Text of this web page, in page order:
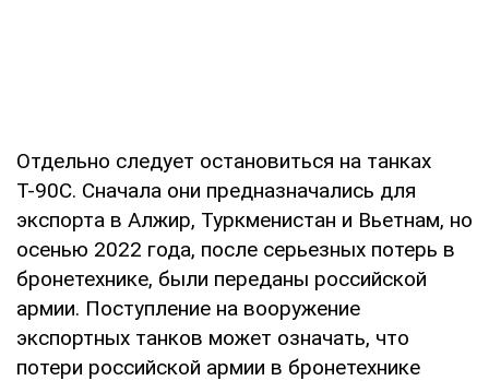
Отдельно следует остановиться на танках
Т-90С. Сначала они предназначались для
экспорта в Алжир, Туркменистан и Вьетнам, но
осенью 2022 года, после серьезных потерь в
бронетехнике, были переданы российской
армии. Поступление на вооружение
экспортных танков может означать, что
потери российской армии в бронетехнике